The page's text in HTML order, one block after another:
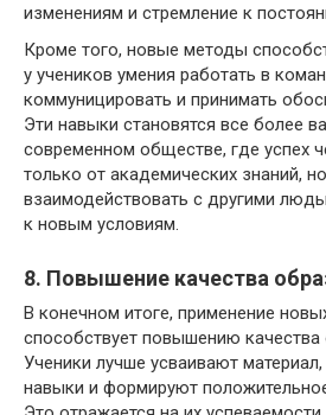
изменениям и стремление к
Кроме того, новые методы
у учеников умения работать в
коммуницировать и принимать
Эти навыки становятся все более
современном обществе, где успех
только от академических знаний,
взаимодействовать с другими
к новым условиям.
8. Повышение качества
В конечном итоге, применение
способствует повышению качества
Ученики лучше усваивают
навыки и формируют